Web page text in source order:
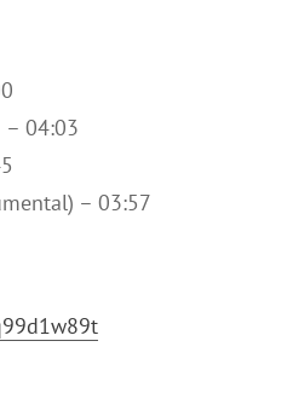
04:03
– 03:57